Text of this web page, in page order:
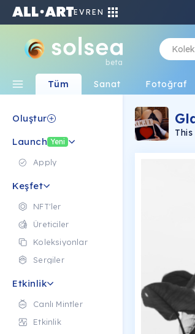
EVREN
beta
Tüm Sanat Fotoğraf
Oluştur
Launch Yeni
Apply
Keşfet
NFT'ler
Üreticiler
Koleksiyonlar
Sergiler
Etkinlik
Canlı Mintler
Etkinlik